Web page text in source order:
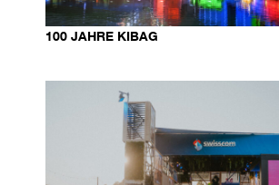
100 JAHRE KIBAG